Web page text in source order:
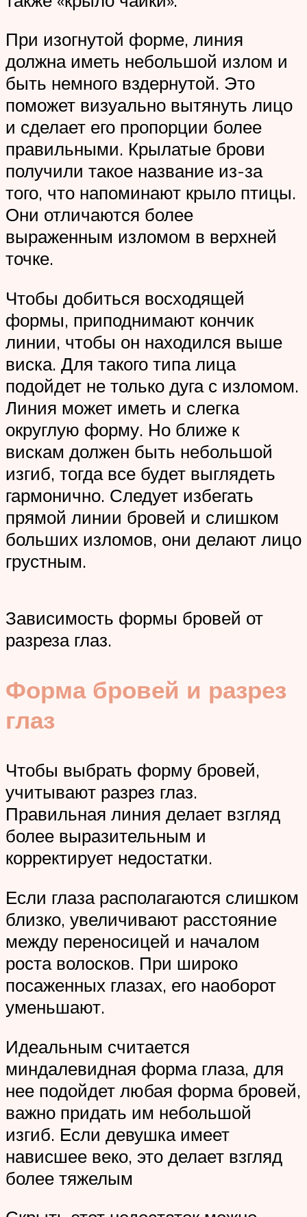
При изогнутой форме, линия
должна иметь небольшой излом и
быть немного вздернутой. Это
поможет визуально вытянуть лицо
и сделает его пропорции более
правильными. Крылатые брови
получили такое название из-за
того, что напоминают крыло птицы.
Они отличаются более
выраженным изломом в верхней
точке.
Чтобы добиться восходящей
формы, приподнимают кончик
линии, чтобы он находился выше
виска. Для такого типа лица
подойдет не только дуга с изломом.
Линия может иметь и слегка
округлую форму. Но ближе к
вискам должен быть небольшой
изгиб, тогда все будет выглядеть
гармонично. Следует избегать
прямой линии бровей и слишком
больших изломов, они делают лицо
грустным.
Зависимость формы бровей от
разреза глаз.
Форма бровей и разрез
глаз
Чтобы выбрать форму бровей,
учитывают разрез глаз.
Правильная линия делает взгляд
более выразительным и
корректирует недостатки.
Если глаза располагаются слишком
близко, увеличивают расстояние
между переносицей и началом
роста волосков. При широко
посаженных глазах, его наоборот
уменьшают.
Идеальным считается
миндалевидная форма глаза, для
нее подойдет любая форма бровей,
важно придать им небольшой
изгиб. Если девушка имеет
нависшее веко, это делает взгляд
более тяжелым